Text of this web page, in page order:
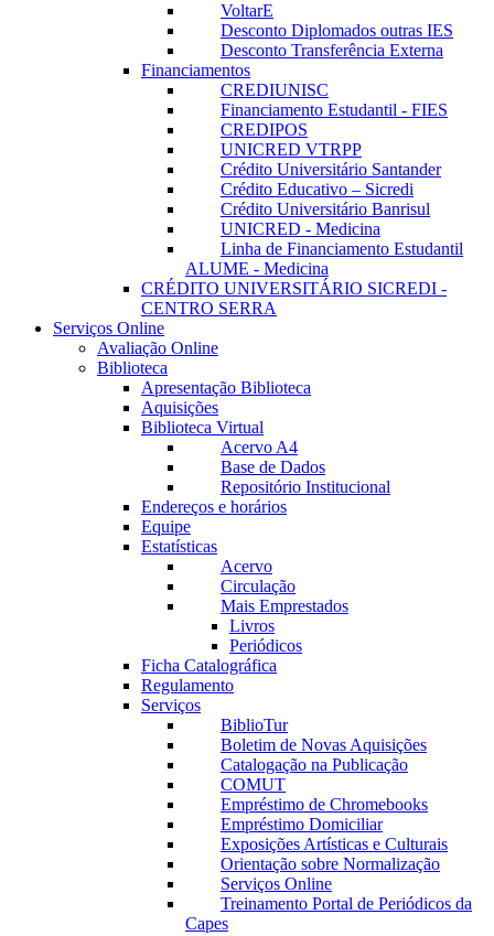
VoltarE
Desconto Diplomados outras IES
Desconto Transferência Externa
Financiamentos
CREDIUNISC
Financiamento Estudantil - FIES
CREDIPOS
UNICRED VTRPP
Crédito Universitário Santander
Crédito Educativo – Sicredi
Crédito Universitário Banrisul
UNICRED - Medicina
Linha de Financiamento Estudantil
ALUME - Medicina
CRÉDITO UNIVERSITÁRIO SICREDI -
CENTRO SERRA
Serviços Online
Avaliação Online
Biblioteca
Apresentação Biblioteca
Aquisições
Biblioteca Virtual
Acervo A4
Base de Dados
Repositório Institucional
Endereços e horários
Equipe
Estatísticas
Acervo
Circulação
Mais Emprestados
Livros
Periódicos
Ficha Catalográfica
Regulamento
Serviços
BiblioTur
Boletim de Novas Aquisições
Catalogação na Publicação
COMUT
Empréstimo de Chromebooks
Empréstimo Domiciliar
Exposições Artísticas e Culturais
Orientação sobre Normalização
Serviços Online
Treinamento Portal de Periódicos da
Capes